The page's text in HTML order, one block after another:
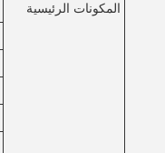
المكونات الرئيسية